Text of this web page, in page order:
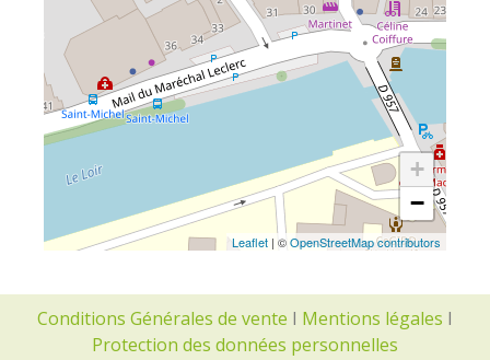
+
−
Leaflet | ©OpenStreetMap contributors
Conditions Générales de vente I Mentions légales I
Protection des données personnelles